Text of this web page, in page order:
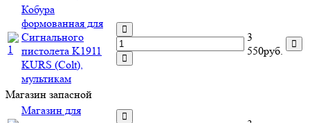
Кобура
формованная для
Сигнального
пистолета K1911
KURS (Colt),
мультикам
3
550руб.
Магазин запасной
Магазин для